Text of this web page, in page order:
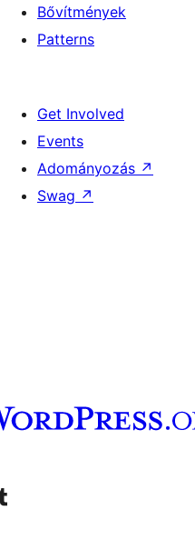
Bővítmények
Patterns
Get Involved
Events
Adományozás ↗
Swag ↗
channel
our Tumblr account